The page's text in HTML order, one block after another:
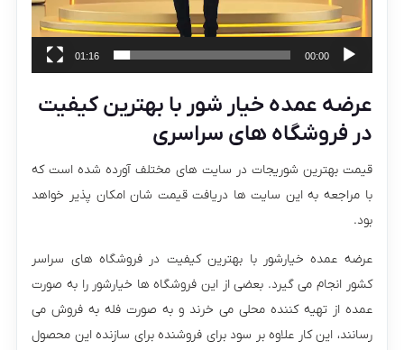
00:00
01:16
عرضه عمده خیار شور با بهترین کیفیت
در فروشگاه های سراسری
قیمت بهترین شوریجات در سایت های مختلف آورده شده است که
با مراجعه به این سایت ها دریافت قیمت شان امکان پذیر خواهد
بود.
عرضه عمده خیارشور با بهترین کیفیت در فروشگاه های سراسر
کشور انجام می گیرد. بعضی از این فروشگاه ها خیارشور را به صورت
عمده از تهیه کننده محلی می خرند و به صورت فله به فروش می
رسانند، این کار علاوه بر سود برای فروشنده برای سازنده این محصول